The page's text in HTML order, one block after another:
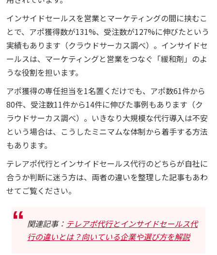
インサイドセールスを営業とマーケティングの間に挟むこ
とで、アポ獲得数が131%、受注数が127%に伸びたという
実績もあります（クラウドサーカス調べ）。インサイドセ
ールスは、マーケティングと営業をつなぐ「緩和剤」のよ
うな役割を担います。
アポ獲得の専任担当を1名置くだけでも、アポ数61件から
80件、受注数11件から14件に伸びた事例もあります（ク
ラウドサーカス調べ）。いきなり大規模な代行導入は不安
という場合は、こうしたミニマムな体制から着手する方法
もあります。
テレアポ代行とインサイドセールス代行のどちらが自社に
合うか判断に迷う方は、両者の違いを整理した記事もあわ
せてご覧ください。
関連記事： テレアポ代行とインサイドセールス代
行の違いとは？向いている企業や選び方を解説